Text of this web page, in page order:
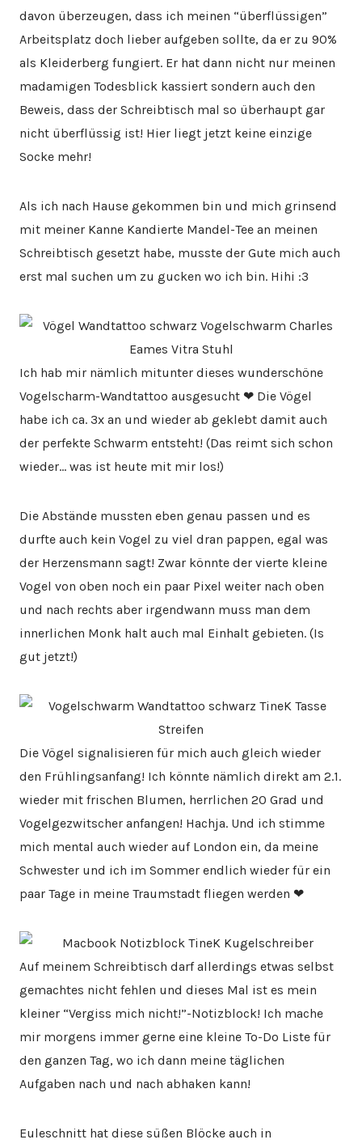
davon überzeugen, dass ich meinen “überflüssigen”
Arbeitsplatz doch lieber aufgeben sollte, da er zu 90%
als Kleiderberg fungiert. Er hat dann nicht nur meinen
madamigen Todesblick kassiert sondern auch den
Beweis, dass der Schreibtisch mal so überhaupt gar
nicht überflüssig ist! Hier liegt jetzt keine einzige
Socke mehr!
Als ich nach Hause gekommen bin und mich grinsend
mit meiner Kanne Kandierte Mandel-Tee an meinen
Schreibtisch gesetzt habe, musste der Gute mich auch
erst mal suchen um zu gucken wo ich bin. Hihi :3
Ich hab mir nämlich mitunter dieses wunderschöne
Vogelscharm-Wandtattoo ausgesucht ❤ Die Vögel
habe ich ca. 3x an und wieder ab geklebt damit auch
der perfekte Schwarm entsteht! (Das reimt sich schon
wieder… was ist heute mit mir los!)
Die Abstände mussten eben genau passen und es
durfte auch kein Vogel zu viel dran pappen, egal was
der Herzensmann sagt! Zwar könnte der vierte kleine
Vogel von oben noch ein paar Pixel weiter nach oben
und nach rechts aber irgendwann muss man dem
innerlichen Monk halt auch mal Einhalt gebieten. (Is
gut jetzt!)
Die Vögel signalisieren für mich auch gleich wieder
den Frühlingsanfang! Ich könnte nämlich direkt am 2.1.
wieder mit frischen Blumen, herrlichen 20 Grad und
Vogelgezwitscher anfangen! Hachja. Und ich stimme
mich mental auch wieder auf London ein, da meine
Schwester und ich im Sommer endlich wieder für ein
paar Tage in meine Traumstadt fliegen werden ❤
Auf meinem Schreibtisch darf allerdings etwas selbst
gemachtes nicht fehlen und dieses Mal ist es mein
kleiner “Vergiss mich nicht!”-Notizblock! Ich mache
mir morgens immer gerne eine kleine To-Do Liste für
den ganzen Tag, wo ich dann meine täglichen
Aufgaben nach und nach abhaken kann!
Euleschnitt hat diese süßen Blöcke auch in